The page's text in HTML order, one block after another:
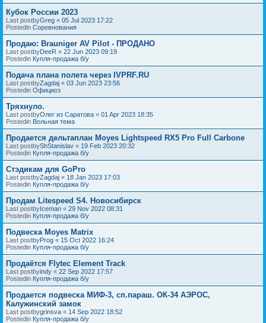
Кубок России 2023
Last postbyGreg « 05 Jul 2023 17:22
Postedin Соревнования
Продаю: Brauniger AV Pilot - ПРОДАНО
Last postbyDeeR « 22 Jun 2023 09:19
Postedin Купля-продажа б/у
Подача плана полета через IVPRF.RU
Last postbyZagdaj « 03 Jun 2023 23:56
Postedin Официоз
Тряхнуло.
Last postbyОлег из Саратова « 01 Apr 2023 18:35
Postedin Вольная тема
Продается дельтаплан Moyes Lightspeed RX5 Pro Full Carbone
Last postbyShStanislav « 19 Feb 2023 20:32
Postedin Купля-продажа б/у
Стэдикам для GoPro
Last postbyZagdaj « 18 Jan 2023 17:03
Postedin Купля-продажа б/у
Продам Litespeed S4. Новосибирск
Last postbyIceman « 29 Nov 2022 08:31
Postedin Купля-продажа б/у
Подвеска Moyes Matrix
Last postbyProg « 15 Oct 2022 16:24
Postedin Купля-продажа б/у
Продаётся Flytec Element Track
Last postbyindy « 22 Sep 2022 17:57
Postedin Купля-продажа б/у
Продается подвеска МИФ-3, сп.параш. ОК-34 АЭРОС,
Калужинский замок
Last postbygrinsva « 14 Sep 2022 18:52
Postedin Купля-продажа б/у